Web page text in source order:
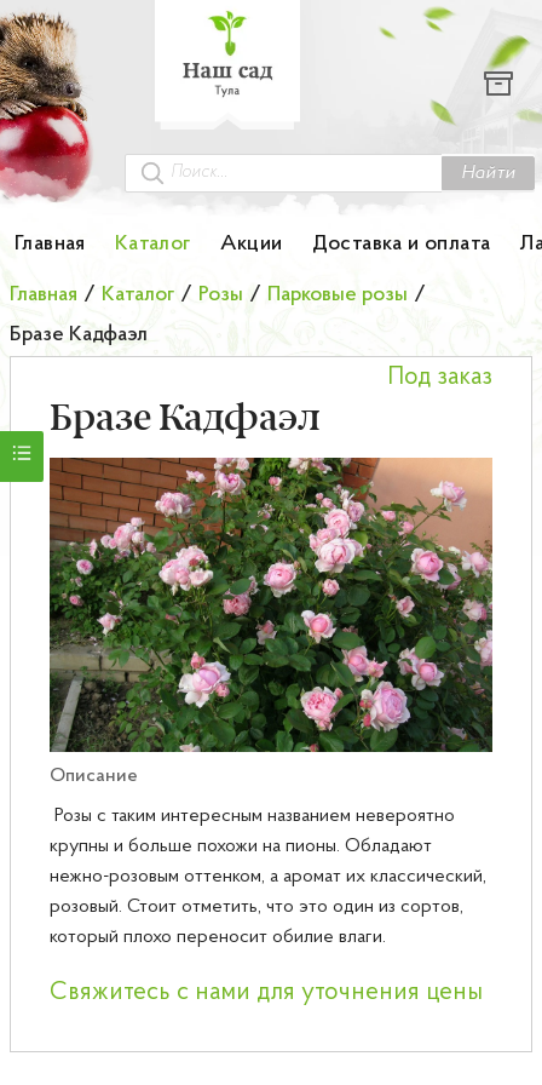
Найти
Главная Каталог Акции Доставка и оплата
Каталог
Гортензии
Грунты
Колоновидные деревья
Лук-севок
Малина
Мини-деревья
НОВИНКА Английские и Японские розы
Саженцы плодовые
Сирень
Главная / Каталог / Розы / Парковые розы /
Бразе Кадфаэл
Бразе Кадфаэл
Под заказ
Описание
Розы с таким интересным названием невероятно
крупны и больше похожи на пионы. Обладают
нежно-розовым оттенком, а аромат их классический,
розовый. Стоит отметить, что это один из сортов,
который плохо переносит обилие влаги.
Свяжитесь с нами для уточнения цены